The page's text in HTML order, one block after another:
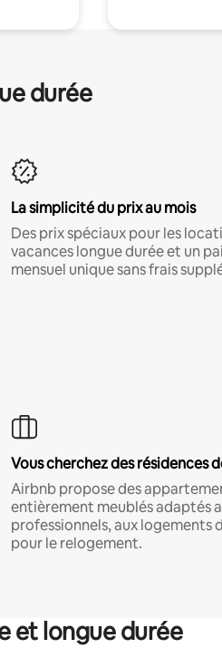
durée
La simplicité du prix au mois
Des prix spéciaux pour les
vacances longue durée et un
mensuel unique sans frais
Vous cherchez des résidences
Airbnb propose des
entièrement meublés adaptés
professionnels, aux logements
pour le relogement.
et longue durée